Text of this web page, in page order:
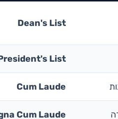
Dean's List
List
Cum Laude
Cum Laude